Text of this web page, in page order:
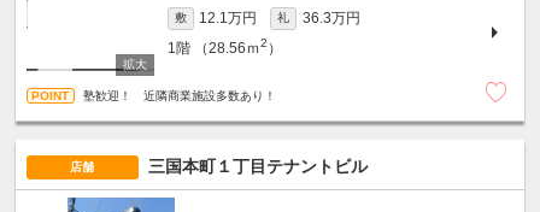
敷 12.1万円 礼
36.3万円
1階
（28.56ｍ2 ）
塾歓迎！ 近隣商業施設多数あり！
店舗 三国本町１丁目テナントビル